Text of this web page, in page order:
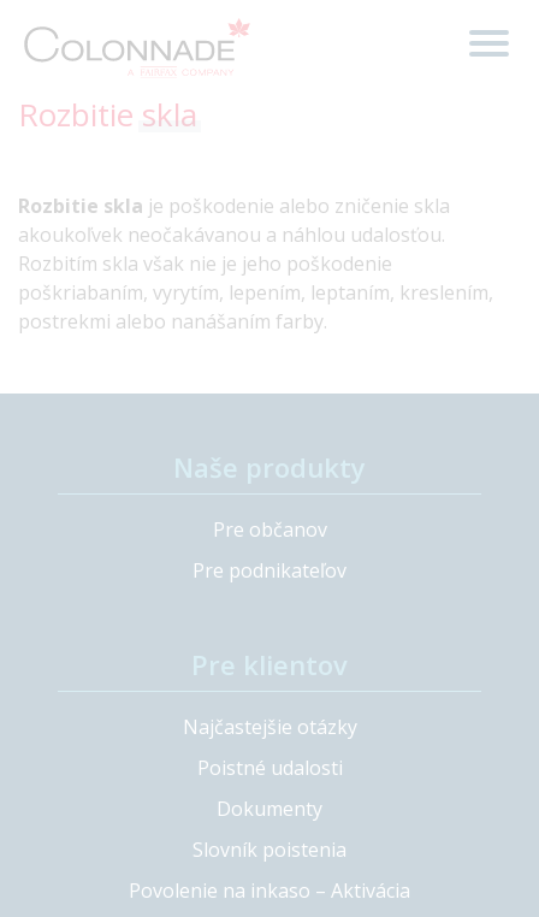
Rozbitie skla
Rozbitie skla je poškodenie alebo zničenie skla
akoukoľvek neočakávanou a náhlou udalosťou.
Rozbitím skla však nie je jeho poškodenie
poškriabaním, vyrytím, lepením, leptaním, kreslením,
postrekmi alebo nanášaním farby.
Pre občanov
Pre podnikateľov
Najčastejšie otázky
Poistné udalosti
Dokumenty
Slovník poistenia
Povolenie na inkaso – Aktivácia